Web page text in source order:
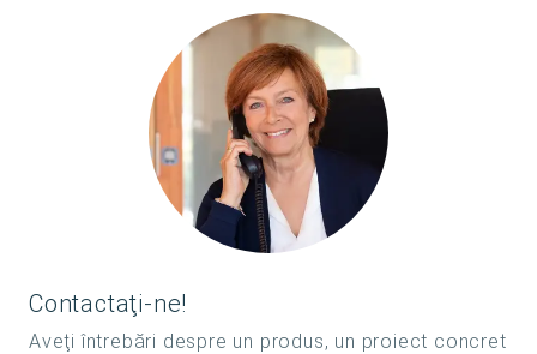
Contactaţi-ne!
Aveţi întrebări despre un produs, un proiect concret